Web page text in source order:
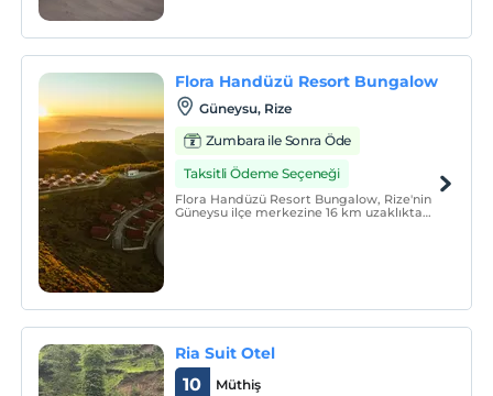
edilmemektedir.
Flora Handüzü Resort Bungalow
Güneysu, Rize
Zumbara ile Sonra Öde
Taksitli Ödeme Seçeneği
Flora Handüzü Resort Bungalow, Rize'nin
Güneysu ilçe merkezine 16 km uzaklıkta
Ria Suit Otel
Müthiş
10